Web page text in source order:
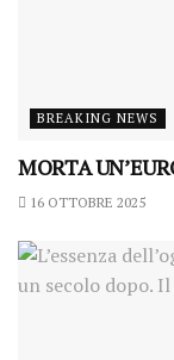
BREAKING NEWS
MORTA
16 OTTOBRE 2025